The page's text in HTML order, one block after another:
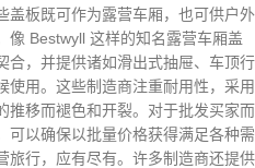
盖板既可作为露营车厢，也可供户外
像 Bestwyll 这样的知名露营车厢盖
合，并提供诸如滑出式抽屉、车顶行
使用。这些制造商注重耐用性，采用
推移而褪色和开裂。对于批发买家而
可以确保以批量价格获得满足各种需
旅行，应有尽有。许多制造商还提供